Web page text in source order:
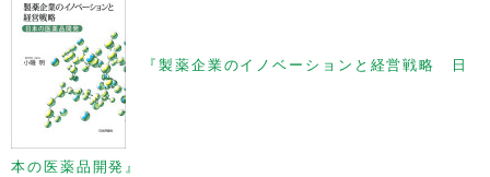
『製薬企業のイノベーションと経営戦略 日
本の医薬品開発』